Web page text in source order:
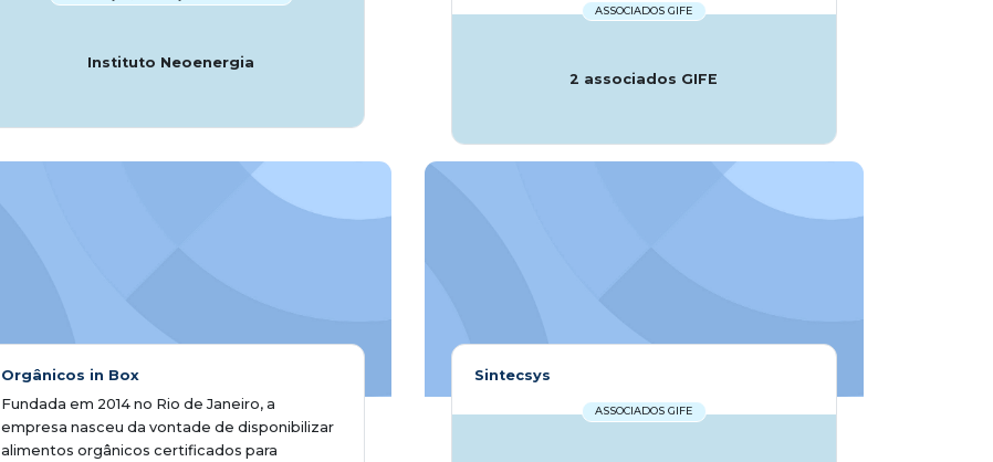
Instituto Neoenergia
ASSOCIADOS GIFE
2 associados GIFE
Orgânicos in Box
Fundada em 2014 no Rio de Janeiro, a
empresa nasceu da vontade de disponibilizar
alimentos orgânicos certificados para
Sintecsys
ASSOCIADOS GIFE